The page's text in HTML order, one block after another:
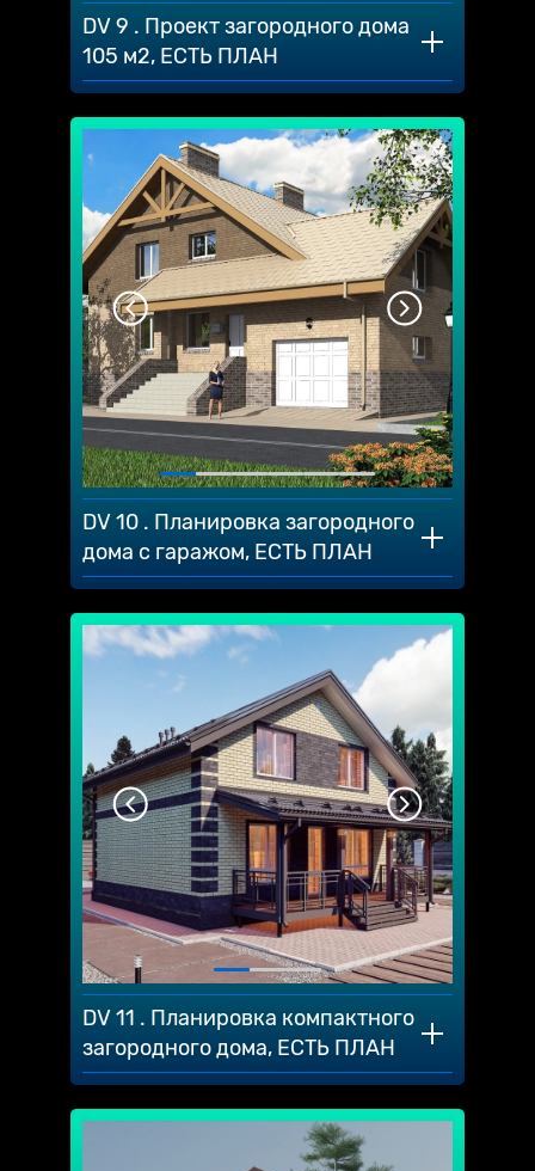
DV 9 . Проект загородного дома
105 м2, ЕСТЬ ПЛАН
DV 10 . Планировка загородного
дома с гаражом, ЕСТЬ ПЛАН
DV 11 . Планировка компактного
загородного дома, ЕСТЬ ПЛАН